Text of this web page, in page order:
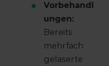
Vorbehandl
ungen:
Bereits
mehrfach
gelaserte